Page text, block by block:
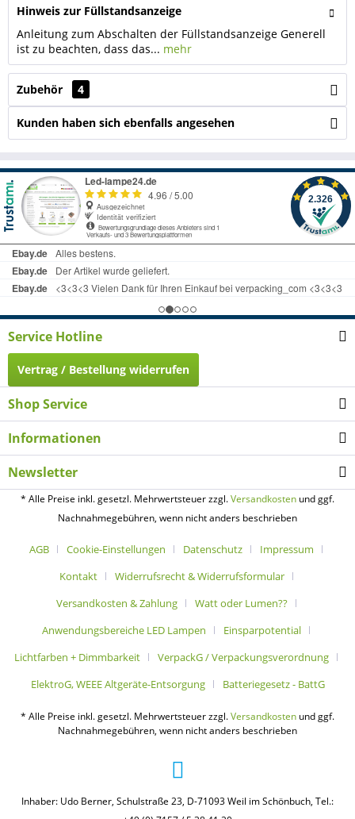
Hinweis zur Füllstandsanzeige
Anleitung zum Abschalten der Füllstandsanzeige Generell
ist zu beachten, dass das... mehr
Zubehör 4
Kunden haben sich ebenfalls angesehen
Service Hotline
Vertrag / Bestellung widerrufen
Shop Service
Informationen
Newsletter
* Alle Preise inkl. gesetzl. Mehrwertsteuer zzgl.Versandkosten und ggf.
Nachnahmegebühren, wenn nicht anders beschrieben
AGB Cookie-Einstellungen Datenschutz
Impressum
Kontakt
Widerrufsrecht & Widerrufsformular
Versandkosten & Zahlung
Watt oder Lumen??
Anwendungsbereiche LED Lampen
Einsparpotential
Lichtfarben + Dimmbarkeit
VerpackG / Verpackungsverordnung
ElektroG, WEEE Altgeräte-Entsorgung
Batteriegesetz - BattG
* Alle Preise inkl. gesetzl. Mehrwertsteuer zzgl.Versandkosten und ggf.
Nachnahmegebühren, wenn nicht anders beschrieben
Inhaber: Udo Berner, Schulstraße 23, D-71093 Weil im Schönbuch, Tel.: